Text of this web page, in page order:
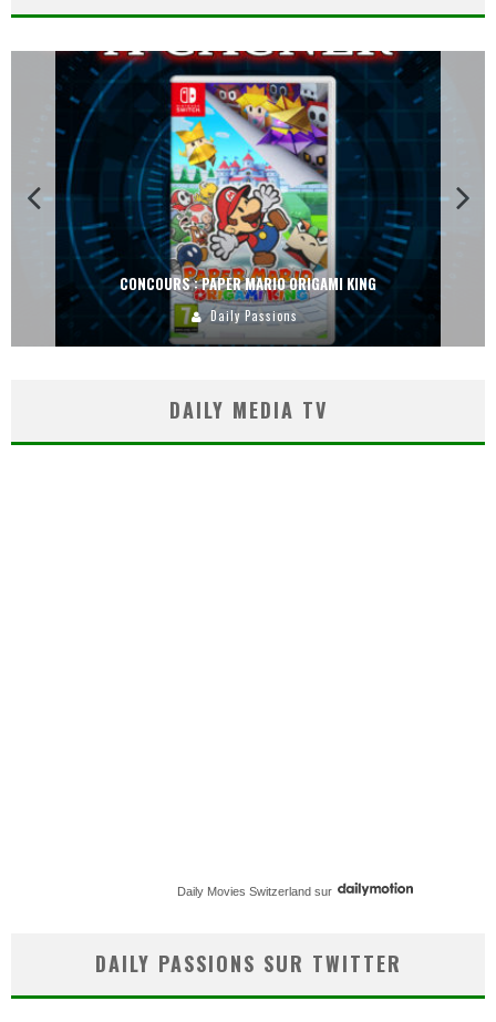
CONCOURS : PAPER MARIO ORIGAMI KING
Daily Passions
DAILY MEDIA TV
Daily Movies Switzerland sur
DAILY PASSIONS SUR TWITTER